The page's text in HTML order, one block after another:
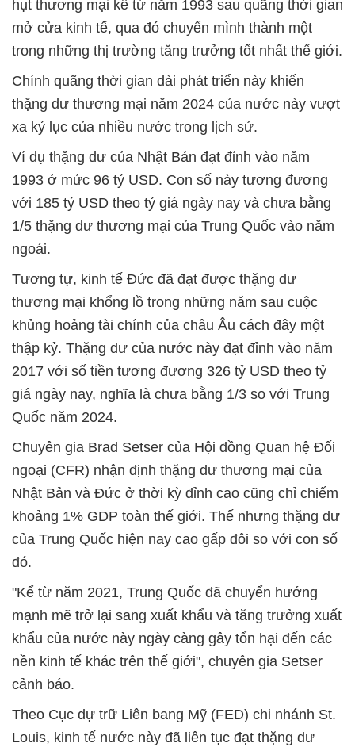
hụt thương mại kể từ năm 1993 sau quãng thời gian
mở cửa kinh tế, qua đó chuyển mình thành một
trong những thị trường tăng trưởng tốt nhất thế giới.
Chính quãng thời gian dài phát triển này khiến
thặng dư thương mại năm 2024 của nước này vượt
xa kỷ lục của nhiều nước trong lịch sử.
Ví dụ thặng dư của Nhật Bản đạt đỉnh vào năm
1993 ở mức 96 tỷ USD. Con số này tương đương
với 185 tỷ USD theo tỷ giá ngày nay và chưa bằng
1/5 thặng dư thương mại của Trung Quốc vào năm
ngoái.
Tương tự, kinh tế Đức đã đạt được thặng dư
thương mại khổng lồ trong những năm sau cuộc
khủng hoảng tài chính của châu Âu cách đây một
thập kỷ. Thặng dư của nước này đạt đỉnh vào năm
2017 với số tiền tương đương 326 tỷ USD theo tỷ
giá ngày nay, nghĩa là chưa bằng 1/3 so với Trung
Quốc năm 2024.
Chuyên gia Brad Setser của Hội đồng Quan hệ Đối
ngoại (CFR) nhận định thặng dư thương mại của
Nhật Bản và Đức ở thời kỳ đỉnh cao cũng chỉ chiếm
khoảng 1% GDP toàn thế giới. Thế nhưng thặng dư
của Trung Quốc hiện nay cao gấp đôi so với con số
đó.
"Kể từ năm 2021, Trung Quốc đã chuyển hướng
mạnh mẽ trở lại sang xuất khẩu và tăng trưởng xuất
khẩu của nước này ngày càng gây tổn hại đến các
nền kinh tế khác trên thế giới", chuyên gia Setser
cảnh báo.
Theo Cục dự trữ Liên bang Mỹ (FED) chi nhánh St.
Louis, kinh tế nước này đã liên tục đạt thặng dư